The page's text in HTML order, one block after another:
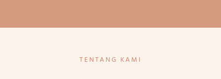
TENTANG KAMI